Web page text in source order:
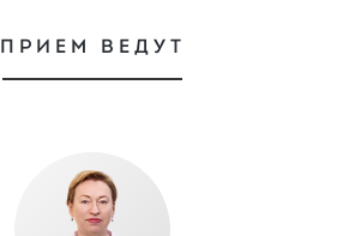
ПРИЕМ ВЕДУТ